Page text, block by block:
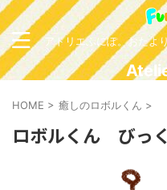
アトリエふにぽ。おたよ
HOME > 癒しのロボルくん >
ロボルくん びっ